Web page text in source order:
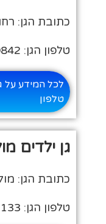
כתובת הגן:
טלפון הגן: 077-4380842
לכל המידע על
טלפון
גן ילדים
כתובת הגן:
טלפון הגן: 04-6511133